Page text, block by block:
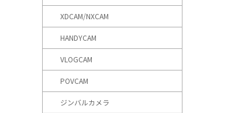
XDCAM/NXCAM
HANDYCAM
VLOGCAM
POVCAM
ジンバルカメラ